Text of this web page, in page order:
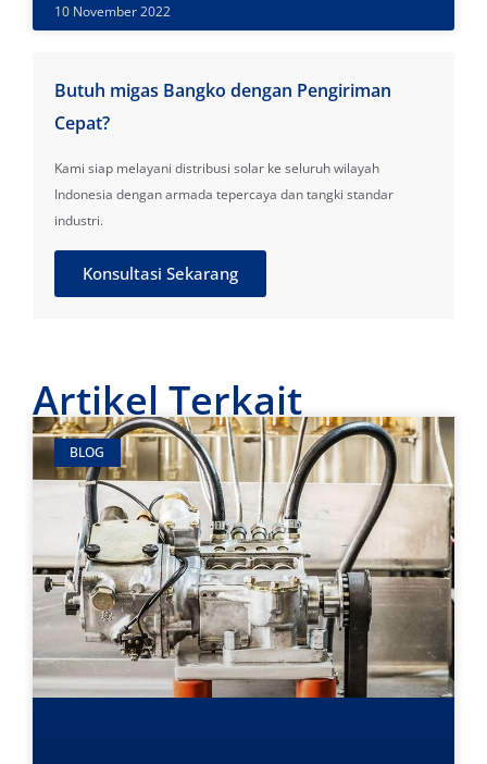
10 November 2022
Butuh migas Bangko dengan Pengiriman
Cepat?
Kami siap melayani distribusi solar ke seluruh wilayah
Indonesia dengan armada tepercaya dan tangki standar
industri.
Konsultasi Sekarang
Artikel Terkait
BLOG